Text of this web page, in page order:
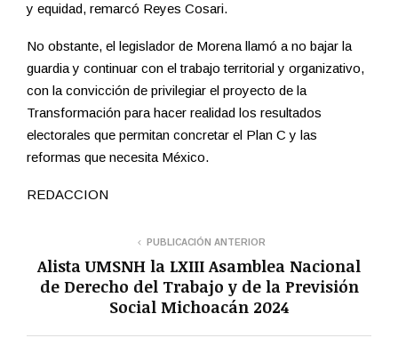
y equidad, remarcó Reyes Cosari.
No obstante, el legislador de Morena llamó a no bajar la
guardia y continuar con el trabajo territorial y organizativo,
con la convicción de privilegiar el proyecto de la
Transformación para hacer realidad los resultados
electorales que permitan concretar el Plan C y las
reformas que necesita México.
REDACCION
PUBLICACIÓN ANTERIOR
Alista UMSNH la LXIII Asamblea Nacional
de Derecho del Trabajo y de la Previsión
Social Michoacán 2024